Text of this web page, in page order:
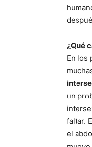
¿Qué
En los
un
faltar.
el